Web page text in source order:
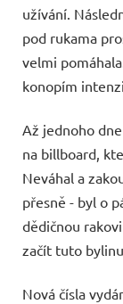
užívání.
pod rukama
velmi
konopím
Až jednoho
na billboard,
Neváhal a
přesně - byl o
dědičnou
začít tuto
Nová čísla